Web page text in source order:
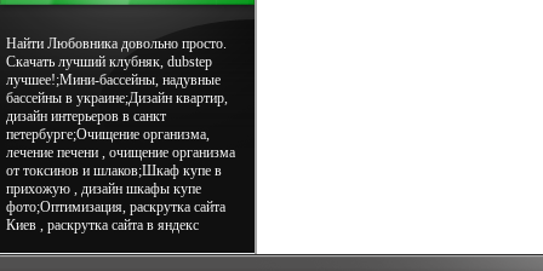
Найти Любовника довольно просто.
Скачать лучший клубняк, dubstep
лучшее!;Мини-бассейны, надувные
бассейны в украине;Дизайн квартир,
дизайн интерьеров в санкт
петербурге;Очищение организма,
лечение печени , очищение организма
от токсинов и шлаков;Шкаф купе в
прихожую , дизайн шкафы купе
фото;Оптимизация, раскрутка сайта
Киев , раскрутка сайта в яндекс